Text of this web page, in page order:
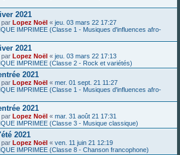
2021
par Lopez Noël « jeu. 03 mars 22 17:27
IMPRIMEE (Classe 1 - Musiques d'influences afro-
2021
par Lopez Noël « jeu. 03 mars 22 17:13
IMPRIMEE (Classe 2 - Rock et variétés)
2021
par Lopez Noël « mer. 01 sept. 21 11:27
IMPRIMEE (Classe 1 - Musiques d'influences afro-
2021
par Lopez Noël « mar. 31 août 21 17:31
IMPRIMEE (Classe 3 - Musique classique)
2021
par Lopez Noël « ven. 11 juin 21 12:19
IMPRIMEE (Classe 8 - Chanson francophone)